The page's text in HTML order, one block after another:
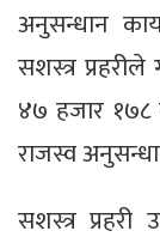
अनुसन्धान
सशस्त्र
४७ हजार १७८
राजस्व
सशस्त्र प्रहरी